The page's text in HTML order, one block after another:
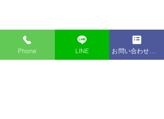
Phone LINE